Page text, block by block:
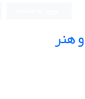
هنر